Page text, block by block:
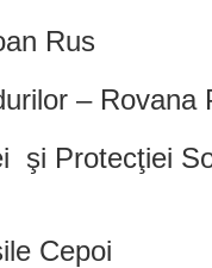
Rus
– Rovana
şi Protecţiei
Cepoi